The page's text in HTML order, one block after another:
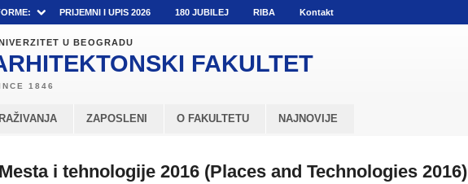
PRIJEMNI I UPIS 2026 180 JUBILEJ RIBA Kontakt
U BEOGRADU
FAKULTET
ZAPOSLENI O FAKULTETU NAJNOVIJE
i tehnologije 2016 (Places and Technologies 2016)